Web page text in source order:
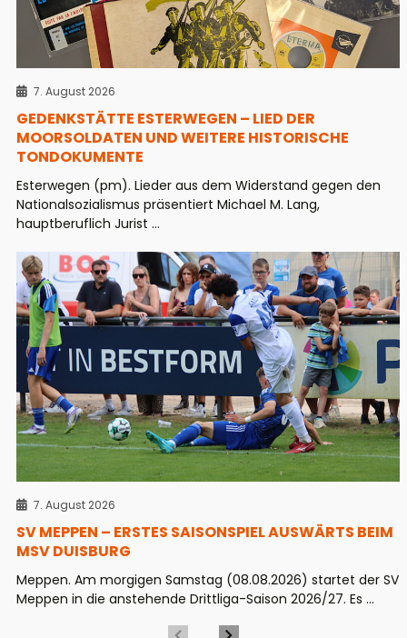
7. August 2026
GEDENKSTÄTTE ESTERWEGEN – LIED DER
MOORSOLDATEN UND WEITERE HISTORISCHE
TONDOKUMENTE
Esterwegen (pm). Lieder aus dem Widerstand gegen den
Nationalsozialismus präsentiert Michael M. Lang,
hauptberuflich Jurist ...
7. August 2026
SV MEPPEN – ERSTES SAISONSPIEL AUSWÄRTS BEIM
MSV DUISBURG
Meppen. Am morgigen Samstag (08.08.2026) startet der SV
Meppen in die anstehende Drittliga-Saison 2026/27. Es ...